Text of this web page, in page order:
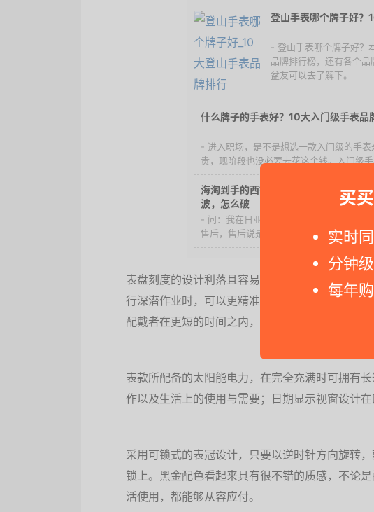
买
实时
分钟
每年
登山手表哪个牌子好？
- 登山手表哪个牌子好？
品牌排行榜，还有各个
盆友可以去了解下。
什么牌子的手表好？10大入门级手表品
- 进入职场，是不是想选一款入门级的手
贵，现阶段也没必要去花这个钱。入门级
海淘到手的西铁城电波表为什么接收不
波，怎么破
- 问：我在日亚上海淘的西铁城电波表，但
售后，售后说是周围有障碍物，然后我晚
表盘刻度的设计利落且容易阅读辨识，在指针与
行深潜作业时，可以更精准地确认面盘上的资讯
配戴者在更短的时间之内，能够一眼判读到当下
表款所配备的太阳能电力，在完全充满时可拥有
作以及生活上的使用与需要；日期显示视窗设计
采用可锁式的表冠设计，只要以逆时针方向旋转
锁上。黑金配色看起来具有很不错的质感，不论
活使用，都能够从容应付。